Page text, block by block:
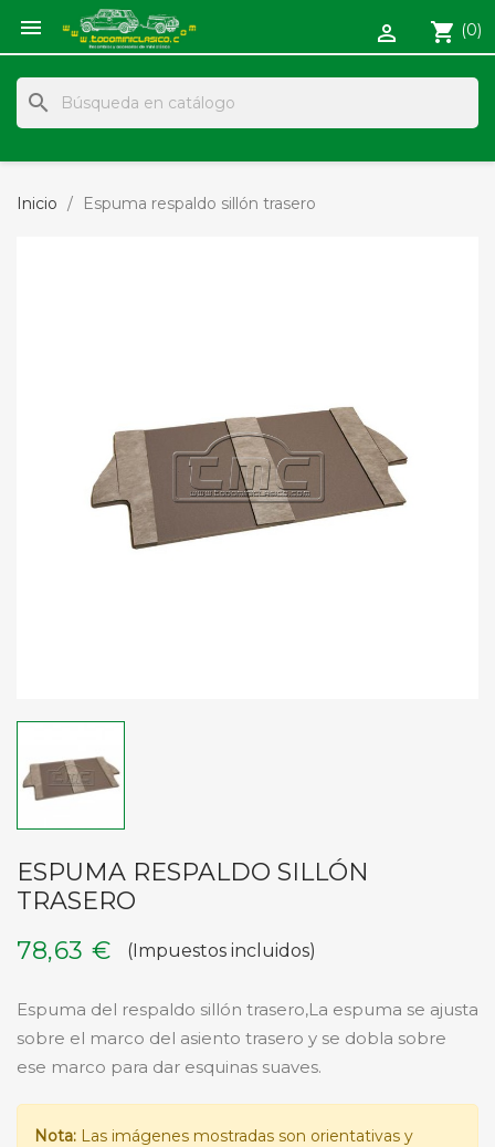
 shopping_cart (0)

search
Inicio Espuma respaldo sillón trasero
ESPUMA RESPALDO SILLÓN
TRASERO
78,63 €
(Impuestos incluidos)
Espuma del respaldo sillón trasero,La espuma se ajusta
sobre el marco del asiento trasero y se dobla sobre
ese marco para dar esquinas suaves.
Nota: Las imágenes mostradas son orientativas y